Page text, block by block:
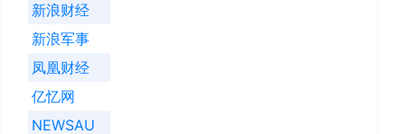
新浪财经
新浪军事
凤凰财经
亿忆网
NEWSAU